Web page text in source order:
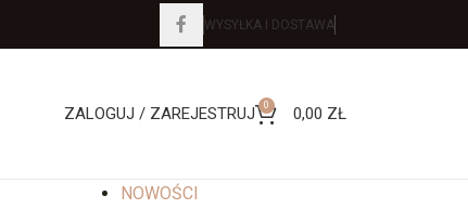
WYSYŁKA I DOSTAWA
ZALOGUJ / ZAREJESTRUJ 0 0,00 ZŁ
NOWOŚCI